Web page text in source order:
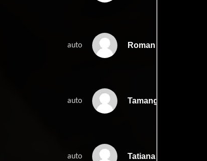
auto Roman
auto Tamangiz
auto Tatiana